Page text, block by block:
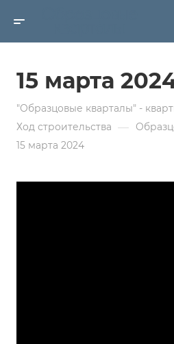
15 марта
"Образцовые кварталы" -
Ход строительства —
15 марта 2024